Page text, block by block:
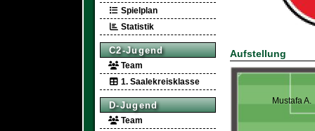
Spielplan
Statistik
C2-Jugend
Team
1. Saalekreisklasse
D-Jugend
Team
Aufstellung
Mustafa A.